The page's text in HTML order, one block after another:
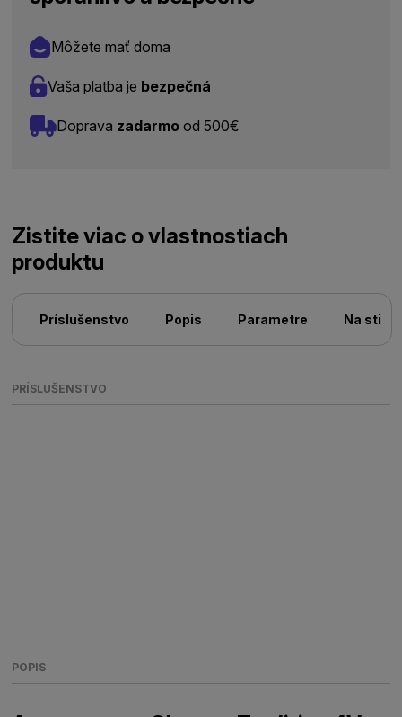
Môžete mať doma
Vaša platba je bezpečná
Doprava zadarmo od 500€
Zistite viac o vlastnostiach
produktu
Príslušenstvo Popis Parametre Na
PRÍSLUŠENSTVO
POPIS